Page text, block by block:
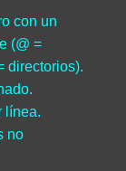
con un
(@ =
directorios).
línea.
no